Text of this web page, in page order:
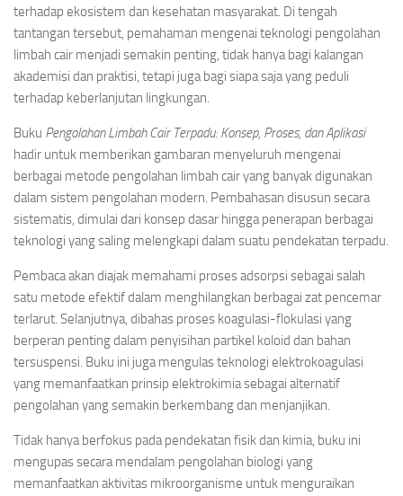
terhadap ekosistem dan kesehatan masyarakat. Di tengah
tantangan tersebut, pemahaman mengenai teknologi pengolahan
limbah cair menjadi semakin penting, tidak hanya bagi kalangan
akademisi dan praktisi, tetapi juga bagi siapa saja yang peduli
terhadap keberlanjutan lingkungan.
Buku Pengolahan Limbah Cair Terpadu: Konsep, Proses, dan Aplikasi
hadir untuk memberikan gambaran menyeluruh mengenai
berbagai metode pengolahan limbah cair yang banyak digunakan
dalam sistem pengolahan modern. Pembahasan disusun secara
sistematis, dimulai dari konsep dasar hingga penerapan berbagai
teknologi yang saling melengkapi dalam suatu pendekatan terpadu.
Pembaca akan diajak memahami proses adsorpsi sebagai salah
satu metode efektif dalam menghilangkan berbagai zat pencemar
terlarut. Selanjutnya, dibahas proses koagulasi-flokulasi yang
berperan penting dalam penyisihan partikel koloid dan bahan
tersuspensi. Buku ini juga mengulas teknologi elektrokoagulasi
yang memanfaatkan prinsip elektrokimia sebagai alternatif
pengolahan yang semakin berkembang dan menjanjikan.
Tidak hanya berfokus pada pendekatan fisik dan kimia, buku ini
mengupas secara mendalam pengolahan biologi yang
memanfaatkan aktivitas mikroorganisme untuk menguraikan